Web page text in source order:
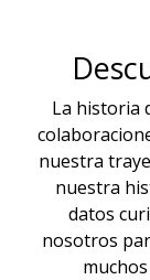
La historia
nuestra
nuestra
datos
nosotros